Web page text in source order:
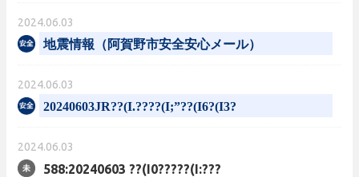
2024.06.03
地震情報（阿賀野市安全安心メール）
2024.06.03
20240603JR??(I.????(I;”??(I6?(I3?
2024.06.03
588:20240603 ??(I0?????(I:???